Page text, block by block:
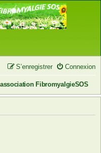
Connexion
S’enregistrer
FibromyalgieSOS